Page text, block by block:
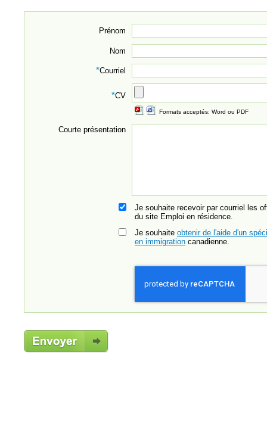
Prénom
Nom
*Courriel
*CV
Formats acceptés: Word ou PDF
Courte présentation
Je souhaite recevoir par courriel les
du site Emploi en résidence.
Je souhaite obtenir de l'aide d'un
en immigration canadienne.